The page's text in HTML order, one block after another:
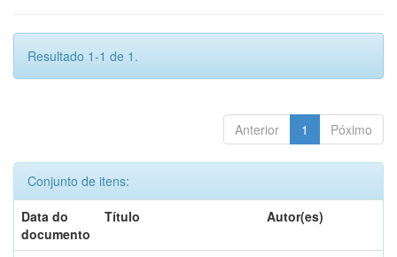
Resultado 1-1 de 1.
Anterior 1 Póximo
Conjunto de itens:
Data do
documento
Título Autor(es)